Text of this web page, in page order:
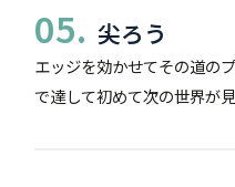
05. 尖ろう
エッジを効かせてその道の
で達して初めて次の世界が見